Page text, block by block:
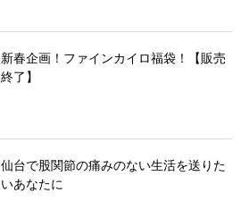
新春企画！ファインカイロ福袋！【販売
終了】
仙台で股関節の痛みのない生活を送りた
いあなたに